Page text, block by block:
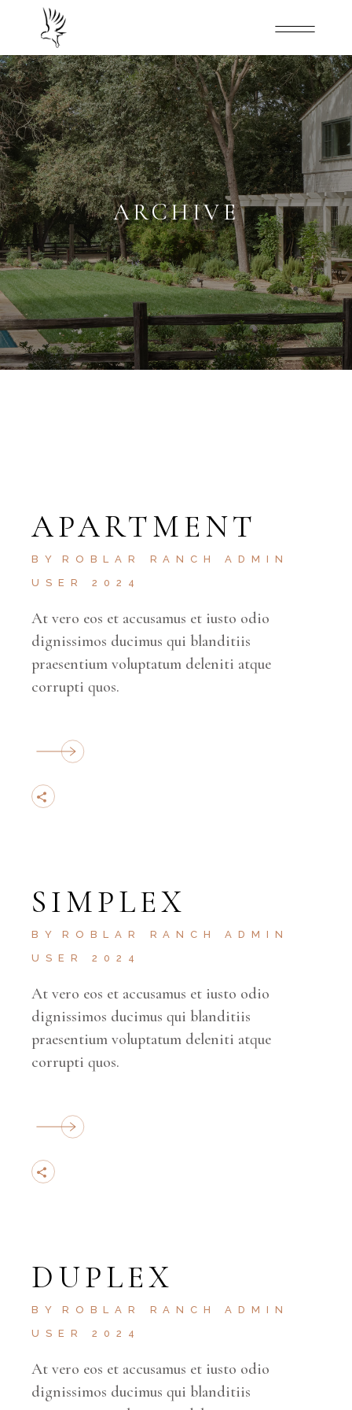
ARCHIVE
APARTMENT
BY
ROBLAR RANCH ADMIN
USER 2024
At vero eos et accusamus et iusto odio
dignissimos ducimus qui blanditiis
praesentium voluptatum deleniti atque
corrupti quos.
SIMPLEX
BY
ROBLAR RANCH ADMIN
USER 2024
At vero eos et accusamus et iusto odio
dignissimos ducimus qui blanditiis
praesentium voluptatum deleniti atque
corrupti quos.
DUPLEX
BY
ROBLAR RANCH ADMIN
USER 2024
At vero eos et accusamus et iusto odio
dignissimos ducimus qui blanditiis